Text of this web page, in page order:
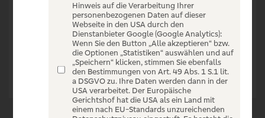
Zur Startseite
Hinweis auf die Verarbeitung Ihrer
personenbezogenen Daten auf dieser
Webseite in den USA durch den
Dienstanbieter Google (Google Analytics):
Wenn Sie den Button „Alle akzeptieren“ bzw.
die Optionen „Statistiken“ auswählen und auf
„Speichern“ klicken, stimmen Sie ebenfalls
den Bestimmungen von Art. 49 Abs. 1 S.1 lit.
a DSGVO zu. Ihre Daten werden dann in der
USA verarbeitet. Der Europäische
Gerichtshof hat die USA als ein Land mit
einem nach EU-Standards unzureichenden